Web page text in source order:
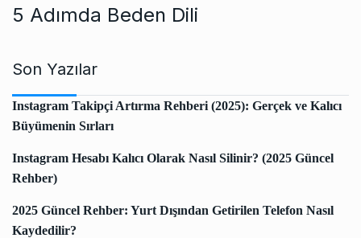
5 Adımda Beden Dili
Son Yazılar
Instagram Takipçi Artırma Rehberi (2025): Gerçek ve Kalıcı
Büyümenin Sırları
Instagram Hesabı Kalıcı Olarak Nasıl Silinir? (2025 Güncel
Rehber)
2025 Güncel Rehber: Yurt Dışından Getirilen Telefon Nasıl
Kaydedilir?